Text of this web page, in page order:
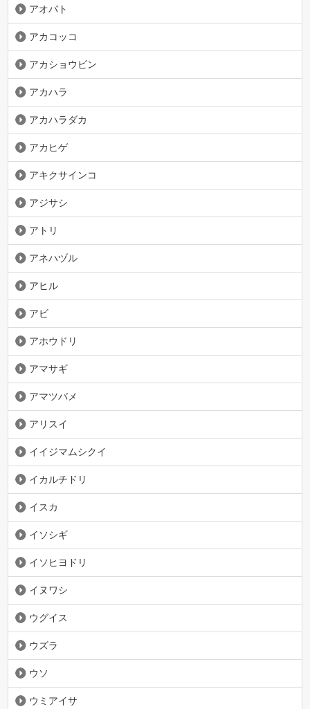
アオバト
アカコッコ
アカショウビン
アカハラ
アカハラダカ
アカヒゲ
アキクサインコ
アジサシ
アトリ
アネハヅル
アヒル
アビ
アホウドリ
アマサギ
アマツバメ
アリスイ
イイジマムシクイ
イカルチドリ
イスカ
イソシギ
イソヒヨドリ
イヌワシ
ウグイス
ウズラ
ウソ
ウミアイサ